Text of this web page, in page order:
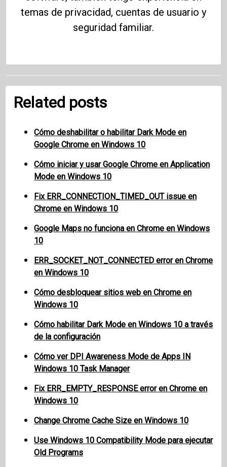
temas de privacidad, cuentas de usuario y
seguridad familiar.
Related posts
Cómo deshabilitar o habilitar Dark Mode en
Google Chrome en Windows 10
Cómo iniciar y usar Google Chrome en Application
Mode en Windows 10
Fix ERR_CONNECTION_TIMED_OUT issue en
Chrome en Windows 10
Google Maps no funciona en Chrome en Windows
10
ERR_SOCKET_NOT_CONNECTED error en Chrome
en Windows 10
Cómo desbloquear sitios web en Chrome en
Windows 10
Cómo habilitar Dark Mode en Windows 10 a través
de la configuración
Cómo ver DPI Awareness Mode de Apps IN
Windows 10 Task Manager
Fix ERR_EMPTY_RESPONSE error en Chrome en
Windows 10
Change Chrome Cache Size en Windows 10
Use Windows 10 Compatibility Mode para ejecutar
Old Programs